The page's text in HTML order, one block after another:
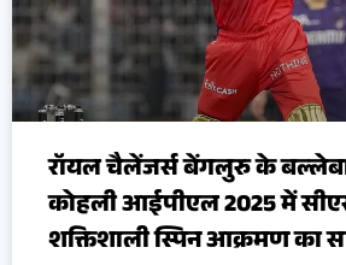
रॉयल चैलेंजर्स बेंगलुरु के
कोहली आईपीएल 2025 में
शक्तिशाली स्पिन आक्रमण का